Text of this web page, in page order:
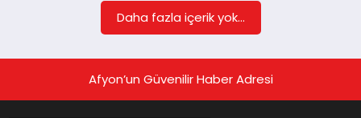
Daha fazla içerik yok...
Afyon’un Güvenilir Haber Adresi